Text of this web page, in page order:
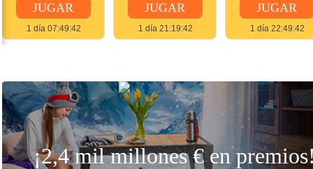
JUGAR
1 día 07:49:42
JUGAR
1 día 21:19:42
JUGAR
1 día 22:49:42
¡2,4 mil millones € en
JUGAR